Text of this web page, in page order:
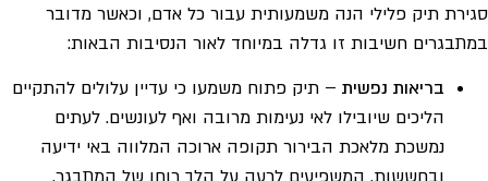
סגירת תיק פלילי הנה משמעותית עבור כל אדם, וכאשר מדובר
במתבגרים חשיבות זו גדלה במיוחד לאור הנסיבות הבאות:
בריאות נפשית – תיק פתוח משמעו כי עדיין עלולים להתקיים
הליכים שיובילו לאי נעימות מרובה ואף לעונשים. לעתים
נמשכת מלאכת הבירור תקופה ארוכה המלווה באי ידיעה